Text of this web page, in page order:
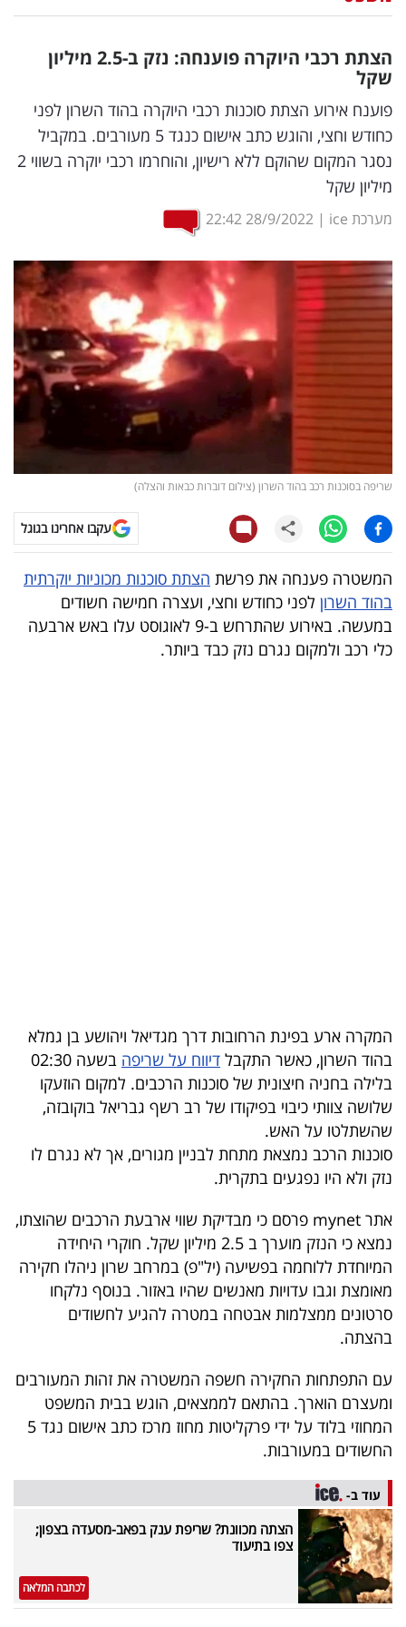
דיגיטל
וטק
שיווק
ופרסום
משפט
מדדים
ומחקרים
דעות
רכילות
עסקית
קריפטו
ויראלי
טלוויזיה
עסקי
ספורט
קריירה
5
המילון
הכלכלי
פודקאסט
40
UNDER
40
שיתופי
פעולה
דרושים
מייל
אדום
הצתת רכבי היוקרה פוענחה: נזק ב-2.5 מיליון
שקל
פוענח אירוע הצתת סוכנות רכבי היוקרה בהוד השרון לפני
כחודש וחצי, והוגש כתב אישום כנגד 5 מעורבים. במקביל
נסגר המקום שהוקם ללא רישיון, והוחרמו רכבי יוקרה בשווי 2
מיליון שקל
מערכת ice |
28/9/2022
22:42
שריפה בסוכנות רכב בהוד השרון (צילום דוברות כבאות והצלה)
עקבו אחרינו בגוגל
המשטרה פענחה את פרשת הצתת סוכנות מכוניות יוקרתית
בהוד השרון לפני כחודש וחצי, ועצרה חמישה חשודים
במעשה. באירוע שהתרחש ב-9 לאוגוסט עלו באש ארבעה
כלי רכב ולמקום נגרם נזק כבד ביותר.
המקרה ארע בפינת הרחובות דרך מגדיאל ויהושע בן גמלא
בהוד השרון, כאשר התקבל דיווח על שריפה
בשעה 02:30
בלילה בחניה חיצונית של סוכנות הרכבים. למקום הוזעקו
שלושה צוותי כיבוי בפיקודו של רב רשף גבריאל בוקובזה,
שהשתלטו על האש.
סוכנות הרכב נמצאת מתחת לבניין מגורים, אך לא נגרם לו
נזק ולא היו נפגעים בתקרית.
אתר mynet פרסם כי מבדיקת שווי ארבעת הרכבים שהוצתו,
נמצא כי הנזק מוערך ב 2.5 מיליון שקל. חוקרי היחידה
המיוחדת ללוחמה בפשיעה (יל"פ) במרחב שרון ניהלו חקירה
מאומצת וגבו עדויות מאנשים שהיו באזור. בנוסף נלקחו
סרטונים ממצלמות אבטחה במטרה להגיע לחשודים
בהצתה.
עם התפתחות החקירה חשפה המשטרה את זהות המעורבים
ומעצרם הוארך. בהתאם לממצאים, הוגש בבית המשפט
המחוזי בלוד על ידי פרקליטות מחוז מרכז כתב אישום נגד 5
החשודים במעורבות.
עוד ב-
הצתה מכוונת? שריפת ענק בפאב-מסעדה בצפון;
צפו בתיעוד
לכתבה המלאה